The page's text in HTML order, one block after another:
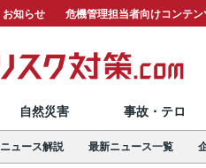
お知らせ 危機管理担当者向けコンテ
自然災害 事故・テロ
ニュース解説 最新ニュース一覧